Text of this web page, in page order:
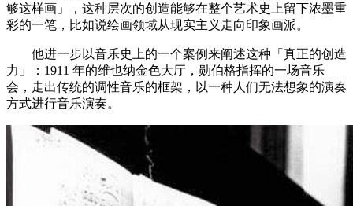
够这样画」，这种层次的创造能够在整个艺术史上留下浓墨重
彩的一笔，比如说绘画领域从现实主义走向印象画派。
他进一步以音乐史上的一个案例来阐述这种「真正的创造
力」：1911 年的维也纳金色大厅，勋伯格指挥的一场音乐
会，走出传统的调性音乐的框架，以一种人们无法想象的演奏
方式进行音乐演奏。